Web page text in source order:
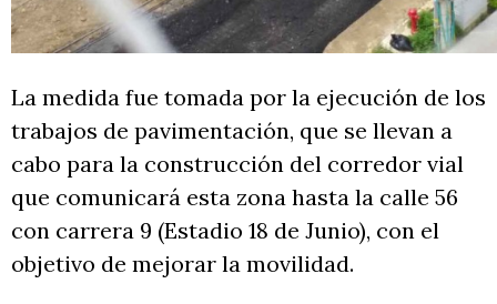
La medida fue tomada por la ejecución de los
trabajos de pavimentación, que se llevan a
cabo para la construcción del corredor vial
que comunicará esta zona hasta la calle 56
con carrera 9 (Estadio 18 de Junio), con el
objetivo de mejorar la movilidad.